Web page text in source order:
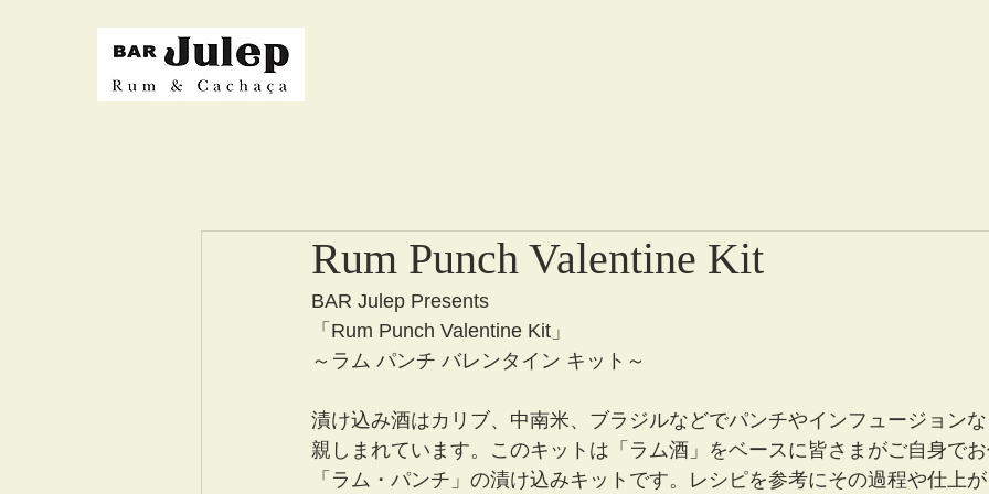
Rum Punch Valentine Kit
BAR Julep Presents
「Rum Punch Valentine Kit」
～ラム パンチ バレンタイン キット～
漬け込み酒はカリブ、中南米、ブラジルなどでパンチやインフュージョン
親しまれています。このキットは「ラム酒」をベースに皆さまがご自身で
「ラム・パンチ」の漬け込みキットです。レシピを参考にその過程や仕上